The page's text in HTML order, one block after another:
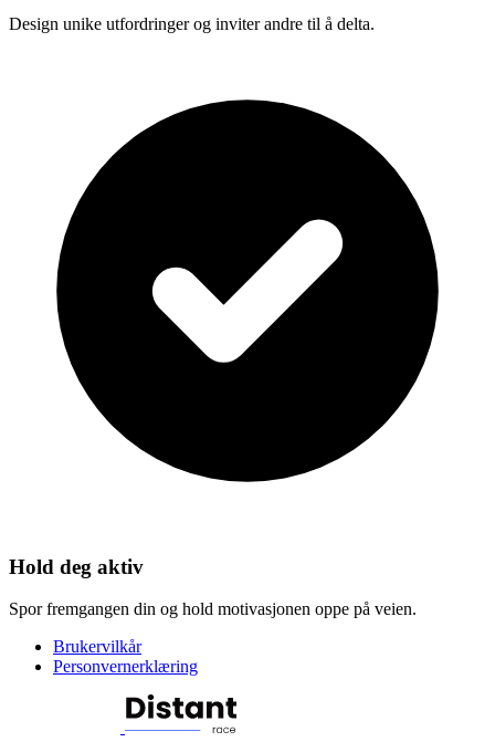
Design unike utfordringer og inviter andre til å delta.
Hold deg aktiv
Spor fremgangen din og hold motivasjonen oppe på veien.
Brukervilkår
Personvernerklæring